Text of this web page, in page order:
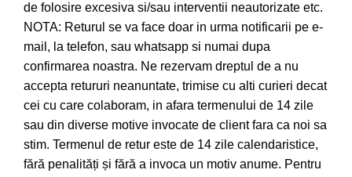
de folosire excesiva si/sau interventii neautorizate etc.
NOTA: Returul se va face doar in urma notificarii pe e-
mail, la telefon, sau whatsapp si numai dupa
confirmarea noastra. Ne rezervam dreptul de a nu
accepta retururi neanuntate, trimise cu alti curieri decat
cei cu care colaboram, in afara termenului de 14 zile
sau din diverse motive invocate de client fara ca noi sa
stim. Termenul de retur este de 14 zile calendaristice,
fără penalități și fără a invoca un motiv anume. Pentru